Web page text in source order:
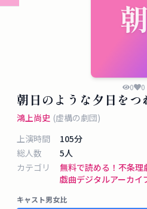
デ
タ
ベ
ス
朝
0 0
朝日のような夕日を
鴻上尚史 (虚構の劇団)
上演時間
105分
総人数
5人
カテゴリ
無料で読める！ 不条理
戯曲デジタルアーカイ
キャスト男女比